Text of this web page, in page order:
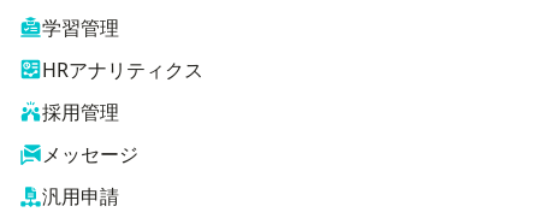
学習管理
HRアナリティクス
採用管理
メッセージ
汎用申請